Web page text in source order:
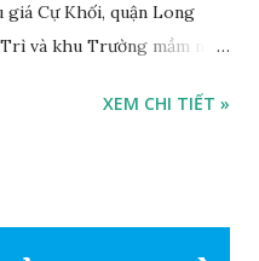
Cự Khối, quận Long
và khu Trường mầm non,
giá mới năm 2020, hạ tầng
XEM CHI TIẾT »